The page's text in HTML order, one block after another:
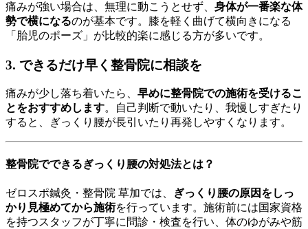
痛みが強い場合は、無理に動こうとせず、 身体が一番楽な体
勢で横になるのが基本です。膝を軽く曲げて横向きになる
「胎児のポーズ」が比較的楽に感じる方が多いです。
3. できるだけ早く整骨院に相談を
痛みが少し落ち着いたら、 早めに整骨院での施術を受けるこ
とをおすすめします。自己判断で動いたり、我慢しすぎたり
すると、ぎっくり腰が長引いたり再発しやすくなります。
整骨院でできるぎっくり腰の対処法とは？
ゼロスポ鍼灸・整骨院 草加では、
ぎっくり腰の原因をしっ
かり見極めてから施術を行っています。施術前には国家資格
を持つスタッフが丁寧に問診・検査を行い、体のゆがみや筋